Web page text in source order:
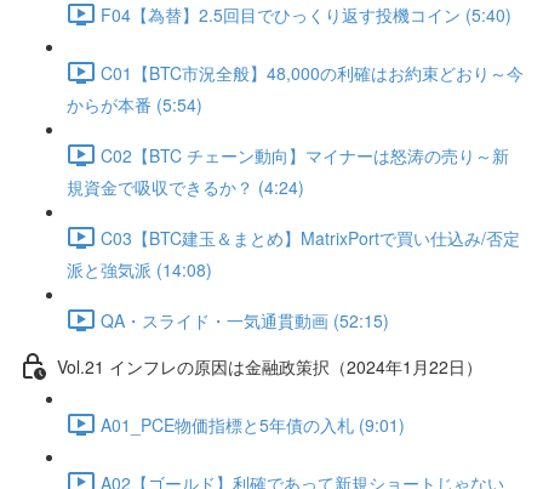
F04【為替】2.5回目でひっくり返す投機コイン (5:40)
C01【BTC市況全般】48,000の利確はお約束どおり～今
からが本番 (5:54)
C02【BTC チェーン動向】マイナーは怒涛の売り～新
規資金で吸収できるか？ (4:24)
C03【BTC建玉＆まとめ】MatrixPortで買い仕込み/否定
派と強気派 (14:08)
QA・スライド・一気通貫動画 (52:15)
Vol.21 インフレの原因は金融政策択（2024年1月22日）
A01_PCE物価指標と5年債の入札 (9:01)
A02【ゴールド】利確であって新規ショートじゃない